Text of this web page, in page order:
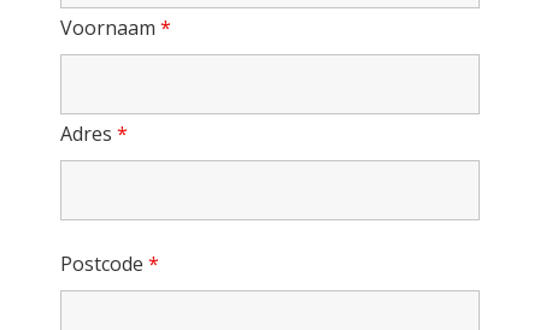
Voornaam *
Adres *
Postcode *